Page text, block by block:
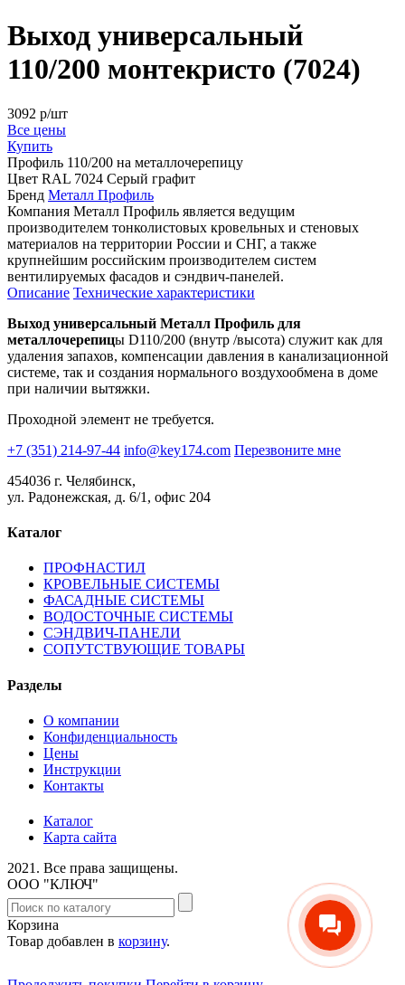
Выход универсальный
110/200 монтекристо (7024)
3092 р/шт
Все цены
Купить
Профиль 110/200 на металлочерепицу
Цвет RAL 7024 Серый графит
Бренд Металл Профиль
Компания Металл Профиль является ведущим
производителем тонколистовых кровельных и стеновых
материалов на территории России и СНГ, а также
крупнейшим российским производителем систем
вентилируемых фасадов и сэндвич-панелей.
Описание Технические характеристики
Выход универсальный Металл Профиль для
металлочерепицы D110/200 (внутр /высота) служит как для
удаления запахов, компенсации давления в канализационной
системе, так и создания нормального воздухообмена в доме
при наличии вытяжки.
Проходной элемент не требуется.
+7 (351) 214-97-44 info@key174.com Перезвоните мне
454036 г. Челябинск,
ул. Радонежская, д. 6/1, офис 204
Каталог
ПРОФНАСТИЛ
КРОВЕЛЬНЫЕ СИСТЕМЫ
ФАСАДНЫЕ СИСТЕМЫ
ВОДОСТОЧНЫЕ СИСТЕМЫ
СЭНДВИЧ-ПАНЕЛИ
СОПУТСТВУЮЩИЕ ТОВАРЫ
Разделы
О компании
Конфиденциальность
Цены
Инструкции
Контакты
Каталог
Карта сайта
2021. Все права защищены.
ООО "КЛЮЧ"
Корзина
Товар добавлен в корзину.